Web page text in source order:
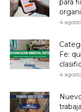
para
4
Fe:
4